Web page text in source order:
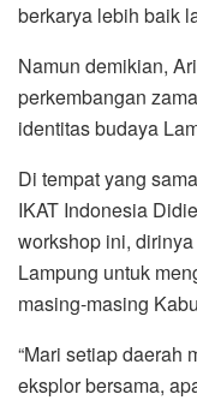
berkarya lebih baik
Namun demikian,
perkembangan
identitas budaya
Di tempat yang
IKAT Indonesia
workshop ini,
Lampung untuk
masing-masing
“Mari setiap daerah
eksplor bersama,